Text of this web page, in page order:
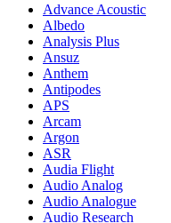
Advance Acoustic
Albedo
Analysis Plus
Ansuz
Anthem
Antipodes
APS
Arcam
Argon
ASR
Audia Flight
Audio Analog
Audio Analogue
Audio Research